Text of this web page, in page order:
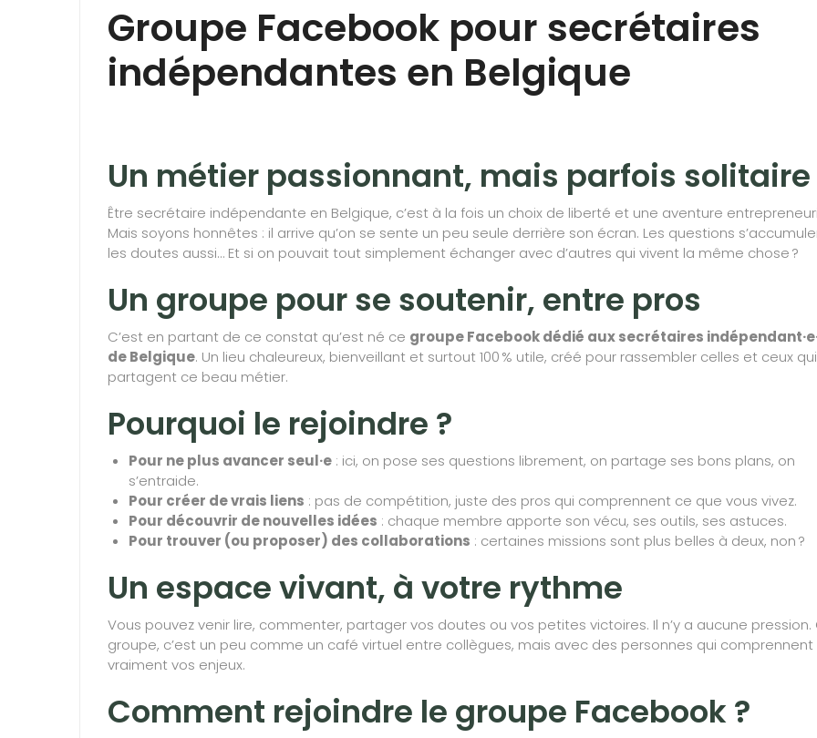
Groupe Facebook pour secrétaires
indépendantes en Belgique
Un métier passionnant, mais parfois solitaire
Être secrétaire indépendante en Belgique, c’est à la fois un choix de liberté et une aventure
Mais soyons honnêtes : il arrive qu’on se sente un peu seule derrière son écran. Les questions
les doutes aussi… Et si on pouvait tout simplement échanger avec d’autres qui vivent la même chose ?
Un groupe pour se soutenir, entre pros
C’est en partant de ce constat qu’est né ce groupe Facebook dédié aux secrétaires
de Belgique. Un lieu chaleureux, bienveillant et surtout 100 % utile, créé pour rassembler celles et ceux qui
partagent ce beau métier.
Pourquoi le rejoindre ?
Pour ne plus avancer seul·e: ici, on pose ses questions librement, on partage ses bons plans, on
s’entraide.
Pour créer de vrais liens : pas de compétition, juste des pros qui comprennent ce que vous vivez.
Pour découvrir de nouvelles idées : chaque membre apporte son vécu, ses outils, ses astuces.
Pour trouver (ou proposer) des collaborations : certaines missions sont plus belles à deux, non ?
Un espace vivant, à votre rythme
Vous pouvez venir lire, commenter, partager vos doutes ou vos petites victoires. Il n’y a aucune pression.
groupe, c’est un peu comme un café virtuel entre collègues, mais avec des personnes qui comprennent
vraiment vos enjeux.
Comment rejoindre le groupe Facebook ?